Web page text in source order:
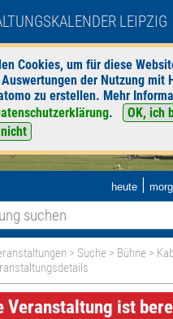
LEIPZIG
Cookies, um für diese
der Nutzung mit
zu erstellen. Mehr
.
OK, ich
heute |
> Suche > Bühne >
Veranstaltung ist